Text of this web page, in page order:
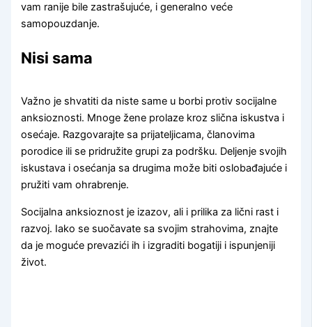
vam ranije bile zastrašujuće, i generalno veće
samopouzdanje.
Nisi sama
Važno je shvatiti da niste same u borbi protiv socijalne
anksioznosti. Mnoge žene prolaze kroz slična iskustva i
osećaje. Razgovarajte sa prijateljicama, članovima
porodice ili se pridružite grupi za podršku. Deljenje svojih
iskustava i osećanja sa drugima može biti oslobađajuće i
pružiti vam ohrabrenje.
Socijalna anksioznost je izazov, ali i prilika za lični rast i
razvoj. Iako se suočavate sa svojim strahovima, znajte
da je moguće prevazići ih i izgraditi bogatiji i ispunjeniji
život.